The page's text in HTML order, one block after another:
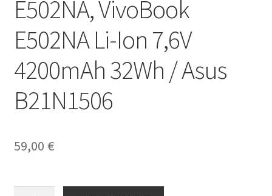
E502NA, VivoBook
E502NA Li-Ion 7,6V
4200mAh 32Wh / Asus
B21N1506
59,00 €